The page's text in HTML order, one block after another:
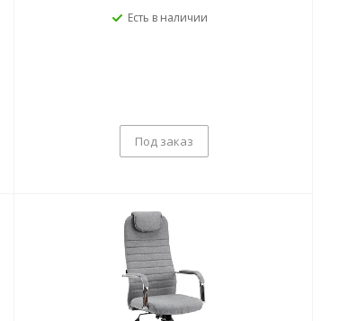
Есть в наличии
Под заказ